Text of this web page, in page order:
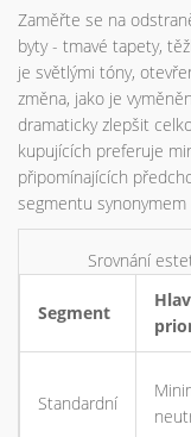
Zaměřte se na
byty - tmavé tapety,
je světlými tóny,
změna, jako je
dramaticky zlepšit
kupujících preferuje
připomínajících
segmentu
Srovnání
Segment
Standardní